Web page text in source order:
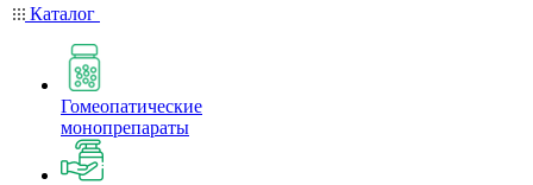
Каталог
Гомеопатические
монопрепараты